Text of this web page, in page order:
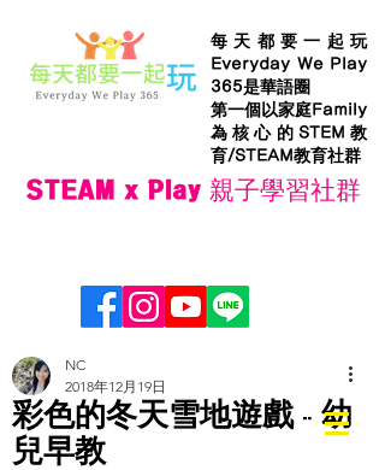
每天都要一起玩
Everyday We Play
365是華語圈
第一個以家庭Family
為核心的STEM教
育/STEAM教育社群
STEAM x Play 親子學習社群
彩色的冬天雪地遊戲 - 幼
兒早教
NC
2018年12月19日